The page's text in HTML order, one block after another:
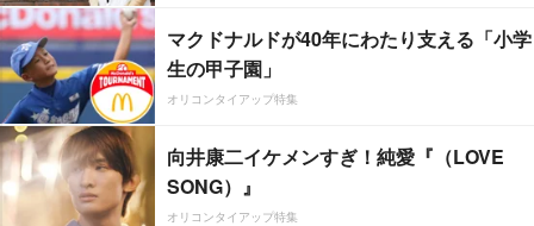
マクドナルドが40年にわたり支える「小学
生の甲子園」
オリコンタイアップ特集
向井康二イケメンすぎ！純愛『（LOVE
SONG）』
オリコンタイアップ特集